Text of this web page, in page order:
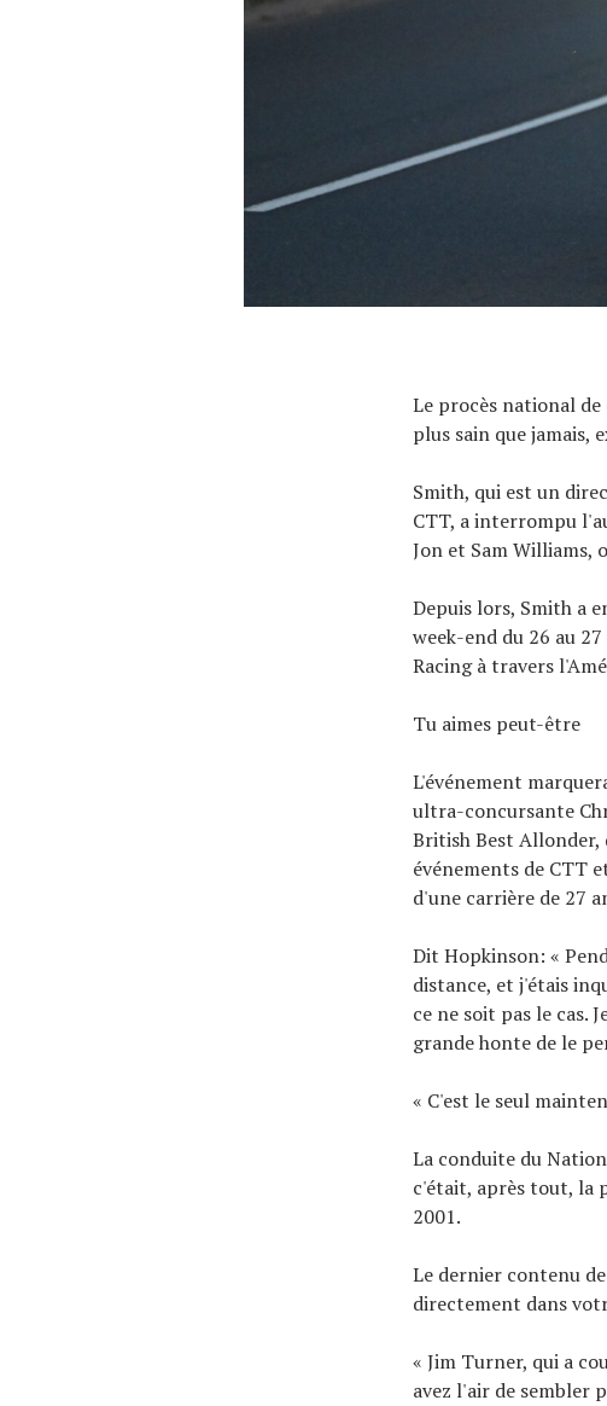
Le procès national
plus sain que jamais,
Smith, qui est un
CTT, a interrompu
Jon et Sam Williams,
Depuis lors, Smith a
week-end du 26 au
Racing à travers
Tu aimes peut-être
L'événement
ultra-concursante
British Best Allonder,
événements de CTT
d'une carrière de 27
Dit Hopkinson: «
distance, et j'étais
ce ne soit pas le cas.
grande honte de le
« C'est le seul
La conduite du
c'était, après tout, la
2001.
Le dernier contenu
directement dans
« Jim Turner, qui a
avez l'air de sembler